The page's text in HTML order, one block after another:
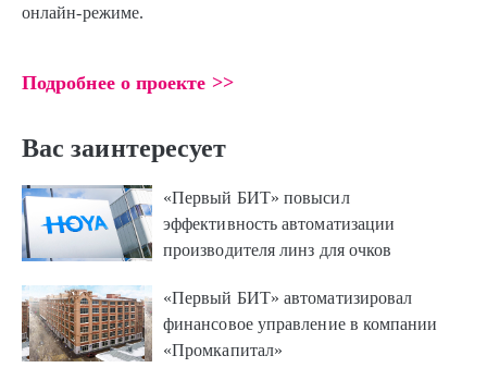
онлайн-режиме.
Подробнее о проекте >>
Вас заинтересует
«Первый БИТ» повысил
эффективность автоматизации
производителя линз для очков
«Первый БИТ» автоматизировал
финансовое управление в компании
«Промкапитал»